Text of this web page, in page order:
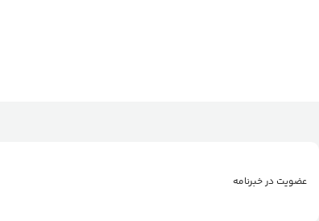
عضویت در خبرنامه